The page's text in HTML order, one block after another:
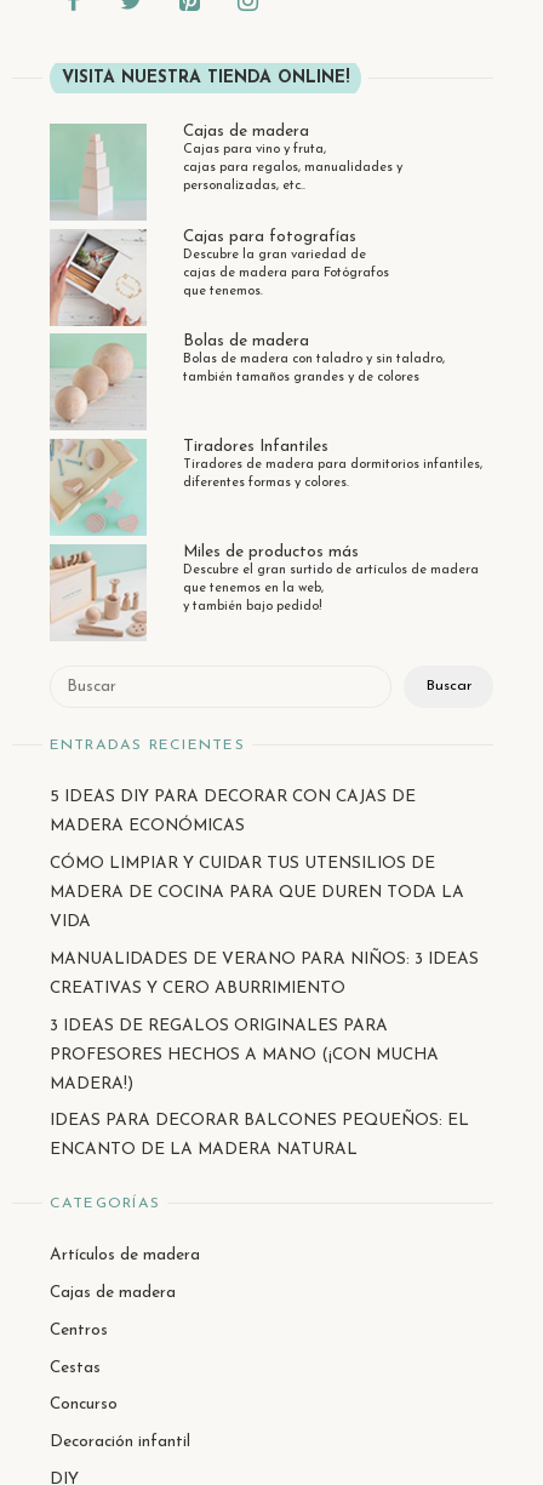
VISITA NUESTRA TIENDA ONLINE!
Cajas de madera
Cajas para vino y fruta,
cajas para regalos, manualidades y
personalizadas, etc..
Cajas para fotografías
Descubre la gran variedad de
cajas de madera para Fotógrafos
que tenemos.
Bolas de madera
Bolas de madera con taladro y sin taladro,
también tamaños grandes y de colores
Tiradores Infantiles
Tiradores de madera para dormitorios infantiles,
diferentes formas y colores.
Miles de productos más
Descubre el gran surtido de artículos de madera
que tenemos en la web,
y también bajo pedido!
Buscar
Buscar
ENTRADAS RECIENTES
5 IDEAS DIY PARA DECORAR CON CAJAS DE
MADERA ECONÓMICAS
CÓMO LIMPIAR Y CUIDAR TUS UTENSILIOS DE
MADERA DE COCINA PARA QUE DUREN TODA LA
VIDA
MANUALIDADES DE VERANO PARA NIÑOS: 3 IDEAS
CREATIVAS Y CERO ABURRIMIENTO
3 IDEAS DE REGALOS ORIGINALES PARA
PROFESORES HECHOS A MANO (¡CON MUCHA
MADERA!)
IDEAS PARA DECORAR BALCONES PEQUEÑOS: EL
ENCANTO DE LA MADERA NATURAL
CATEGORÍAS
Artículos de madera
Cajas de madera
Centros
Cestas
Concurso
Decoración infantil
DIY